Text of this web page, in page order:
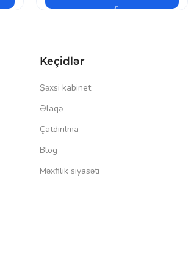
Keçidlər
Şəxsi kabinet
Əlaqə
Çatdırılma
Blog
Məxfilik siyasəti